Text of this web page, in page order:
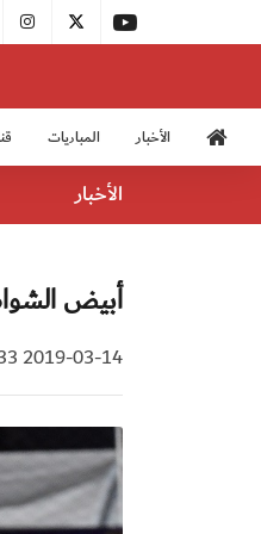
الأخبار المباريات
الأخبار
أبيض
2019-03-14 14:33